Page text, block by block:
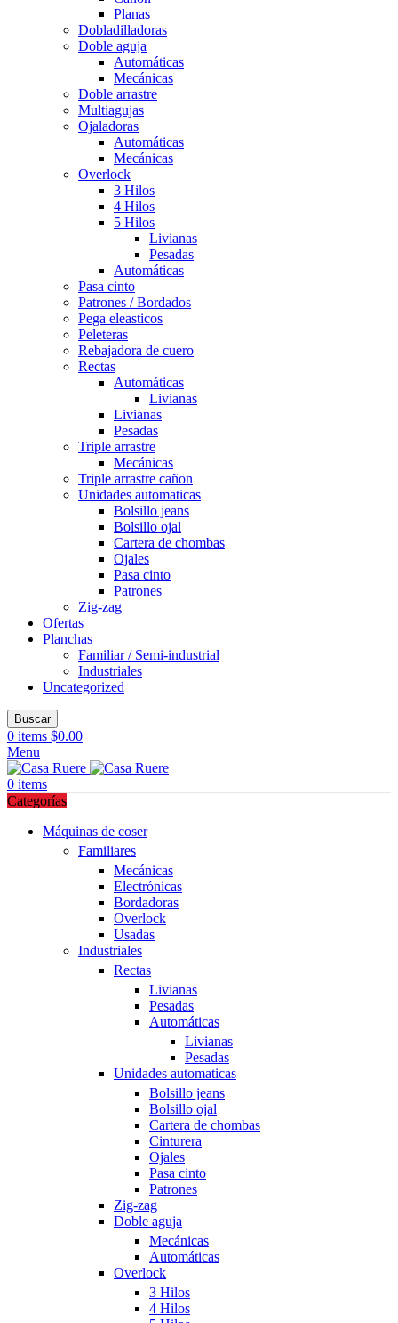
Planas
Dobladilladoras
Doble aguja
Automáticas
Mecánicas
Doble arrastre
Multiagujas
Ojaladoras
Automáticas
Mecánicas
Overlock
3 Hilos
4 Hilos
5 Hilos
Livianas
Pesadas
Automáticas
Pasa cinto
Patrones / Bordados
Pega eleasticos
Peleteras
Rebajadora de cuero
Rectas
Automáticas
Livianas
Livianas
Pesadas
Triple arrastre
Mecánicas
Triple arrastre cañon
Unidades automaticas
Bolsillo jeans
Bolsillo ojal
Cartera de chombas
Ojales
Pasa cinto
Patrones
Zig-zag
Ofertas
Planchas
Familiar / Semi-industrial
Industriales
Uncategorized
Buscar
0 items $0.00
Menu
0 items
Categorías
Máquinas de coser
Familiares
Mecánicas
Electrónicas
Bordadoras
Overlock
Usadas
Industriales
Rectas
Livianas
Pesadas
Automáticas
Livianas
Pesadas
Unidades automaticas
Bolsillo jeans
Bolsillo ojal
Cartera de chombas
Cinturera
Ojales
Pasa cinto
Patrones
Zig-zag
Doble aguja
Mecánicas
Automáticas
Overlock
3 Hilos
4 Hilos